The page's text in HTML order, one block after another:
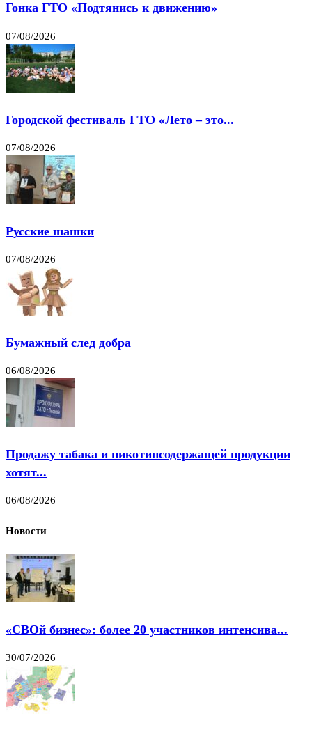
Гонка ГТО «Подтянись к движению»
07/08/2026
Городской фестиваль ГТО «Лето – это...
07/08/2026
Русские шашки
07/08/2026
Бумажный след добра
06/08/2026
Продажу табака и никотинсодержащей продукции
хотят...
06/08/2026
Новости
«СВОй бизнес»: более 20 участников интенсива...
30/07/2026